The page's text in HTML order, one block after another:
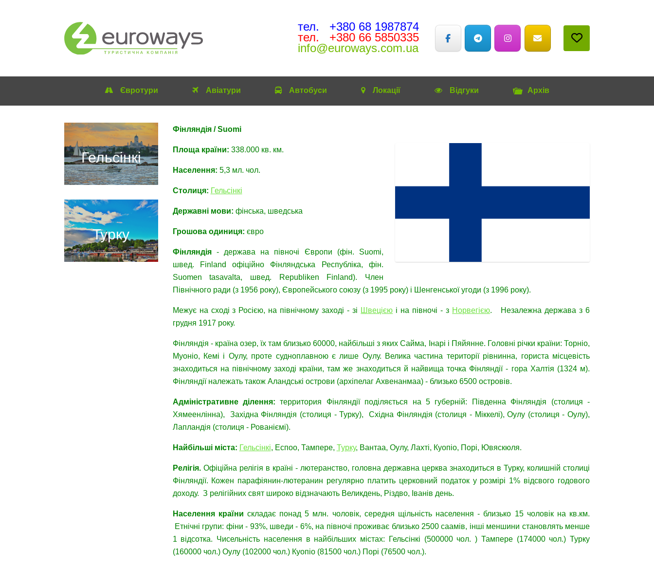
тел. +380 68 1987874
тел. +380 66 5850335
info@euroways.com.ua
Євротури Авіатури Автобуcи Локації Відгуки Архів
Гельсінкі
Турку
Фінляндія / Suomi
Площа країни: 338.000 кв. км.
Населення: 5,3 мл. чол.
Столиця: Гельсінкі
Державні мови: фінська, шведська
Грошова одиниця: євро
Фінляндія- держава на півночі Європи (фін. Suomi,
швед. Finland офіційно Фінляндська Республіка, фін.
Suomen tasavalta, швед. Republiken Finland). Член
Північного ради (з 1956 року), Європейського союзу (з 1995 року) і Шенгенської угоди (з 1996 року).
Межує на сході з Росією, на північному заході - зі Швецією і на півночі - з Норвегією. Незалежна держава з 6
грудня 1917 року.
Фінляндія - країна озер, їх там близько 60000, найбільші з яких Сайма, Інарі і Пяйянне. Головні річки країни: Торніо,
Муоніо, Кемі і Оулу, проте судноплавною є лише Оулу. Велика частина території рівнинна, гориста місцевість
знаходиться на північному заході країни, там же знаходиться й найвища точка Фінляндії - гора Халтія (1324 м).
Фінляндії належать також Аландські острови (архіпелаг Ахвенанмаа) - близько 6500 островів.
Адміністративне ділення: территория Фінляндії поділяється на 5 губерній: Південна Фінляндія (столиця -
Хямеенлінна), Західна Фінляндія (столиця - Турку), Східна Фінляндія (столиця - Міккелі), Оулу (столиця - Оулу),
Лапландія (столиця - Рованіємі).
Найбільші міста: Гельсінкі, Еспоо, Тампере, Турку, Вантаа, Оулу, Лахті, Куопіо, Порі, Ювяскюля.
Релігія.Офіційна релігія в країні - лютеранство, головна державна церква знаходиться в Турку, колишній столиці
Фінляндії. Кожен парафіянин-лютеранин регулярно платить церковний податок у розмірі 1% відсвого годового
доходу. З релігійних свят широко відзначають Великдень, Різдво, Іванів день.
Населення країни складає понад 5 млн. чоловік, середня щільність населення - близько 15 чоловік на кв.км.
Етнічні групи: фіни - 93%, шведи - 6%, на півночі проживає близько 2500 саамів, інші меншини становлять менше
1 відсотка. Чисельність населення в найбільших містах: Гельсінкі (500000 чол. ) Тампере (174000 чол.) Турку
(160000 чол.) Оулу (102000 чол.) Куопіо (81500 чол.) Порі (76500 чол.).